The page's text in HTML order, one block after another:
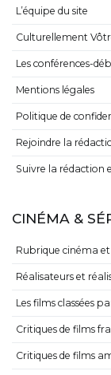
L’équipe du site
Culturellement
Les conférences-
Mentions légales
Politique de
Rejoindre la
Suivre la rédaction
CINÉMA &
Rubrique cinéma et
Réalisateurs et
Les films classées
Critiques de films
Critiques de films